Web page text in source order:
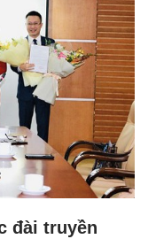
đài truyền